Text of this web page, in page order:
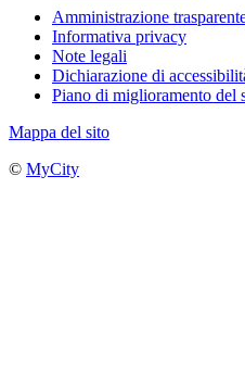
Amministrazione
Informativa privacy
Note legali
Dichiarazione di
Piano di miglioramento del
Mappa del sito
© MyCity